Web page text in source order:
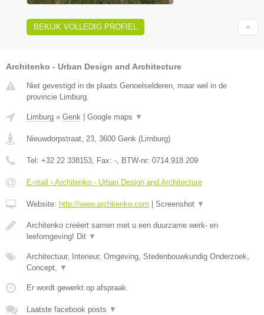
BEKIJK VOLLEDIG PROFIEL
Architenko - Urban Design and Architecture
Niet gevestigd in de plaats Genoelselderen, maar wel in de
provincie Limburg.
Limburg » Genk Google maps ▼
Nieuwdorpstraat, 23, 3600 Genk (Limburg)
Tel: +32 22 338153, Fax: -, BTW-nr: 0714.918.209
E-mail › Architenko - Urban Design and Architecture
Website: http://www.architenko.com Screenshot ▼
Architenko creëert samen met u een duurzame werk- en
leefomgeving! Dit ▼
Architectuur, Interieur, Omgeving, Stedenbouwkundig Onderzoek,
Concept, ▼
Er wordt gewerkt op afspraak.
Laatste facebook posts ▼